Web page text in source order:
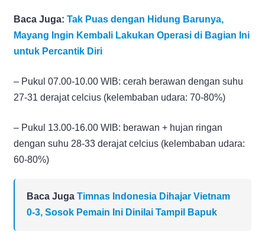
Baca Juga: Tak Puas dengan Hidung Barunya,
Mayang Ingin Kembali Lakukan Operasi di Bagian Ini
untuk Percantik Diri
– Pukul 07.00-10.00 WIB: cerah berawan dengan suhu
27-31 derajat celcius (kelembaban udara: 70-80%)
– Pukul 13.00-16.00 WIB: berawan + hujan ringan
dengan suhu 28-33 derajat celcius (kelembaban udara:
60-80%)
Baca Juga Timnas Indonesia Dihajar Vietnam
0-3, Sosok Pemain Ini Dinilai Tampil Bapuk